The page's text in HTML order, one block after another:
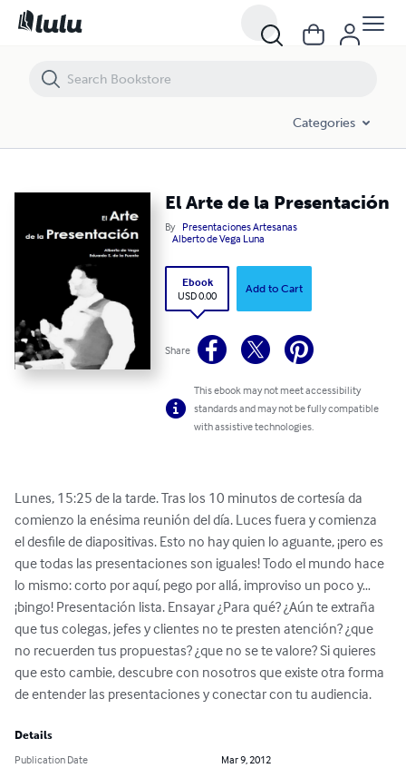
Categories
El Arte de la Presentación
By Presentaciones Artesanas
Alberto de Vega Luna
Ebook
USD 0.00
Add to Cart
Share
This ebook may not meet accessibility
standards and may not be fully compatible
with assistive technologies.
Lunes, 15:25 de la tarde. Tras los 10 minutos de cortesía da
comienzo la enésima reunión del día. Luces fuera y comienza
el desfile de diapositivas. Esto no hay quien lo aguante, ¡pero es
que todas las presentaciones son iguales! Todo el mundo hace
lo mismo: corto por aquí, pego por allá, improviso un poco y…
¡bingo! Presentación lista. Ensayar ¿Para qué? ¿Aún te extraña
que tus colegas, jefes y clientes no te presten atención? ¿que
no recuerden tus propuestas? ¿que no se te valore? Si quieres
que esto cambie, descubre con nosotros que existe otra forma
de entender las presentaciones y conectar con tu audiencia.
Details
Publication Date
Mar 9, 2012
El Arte de la Presentación